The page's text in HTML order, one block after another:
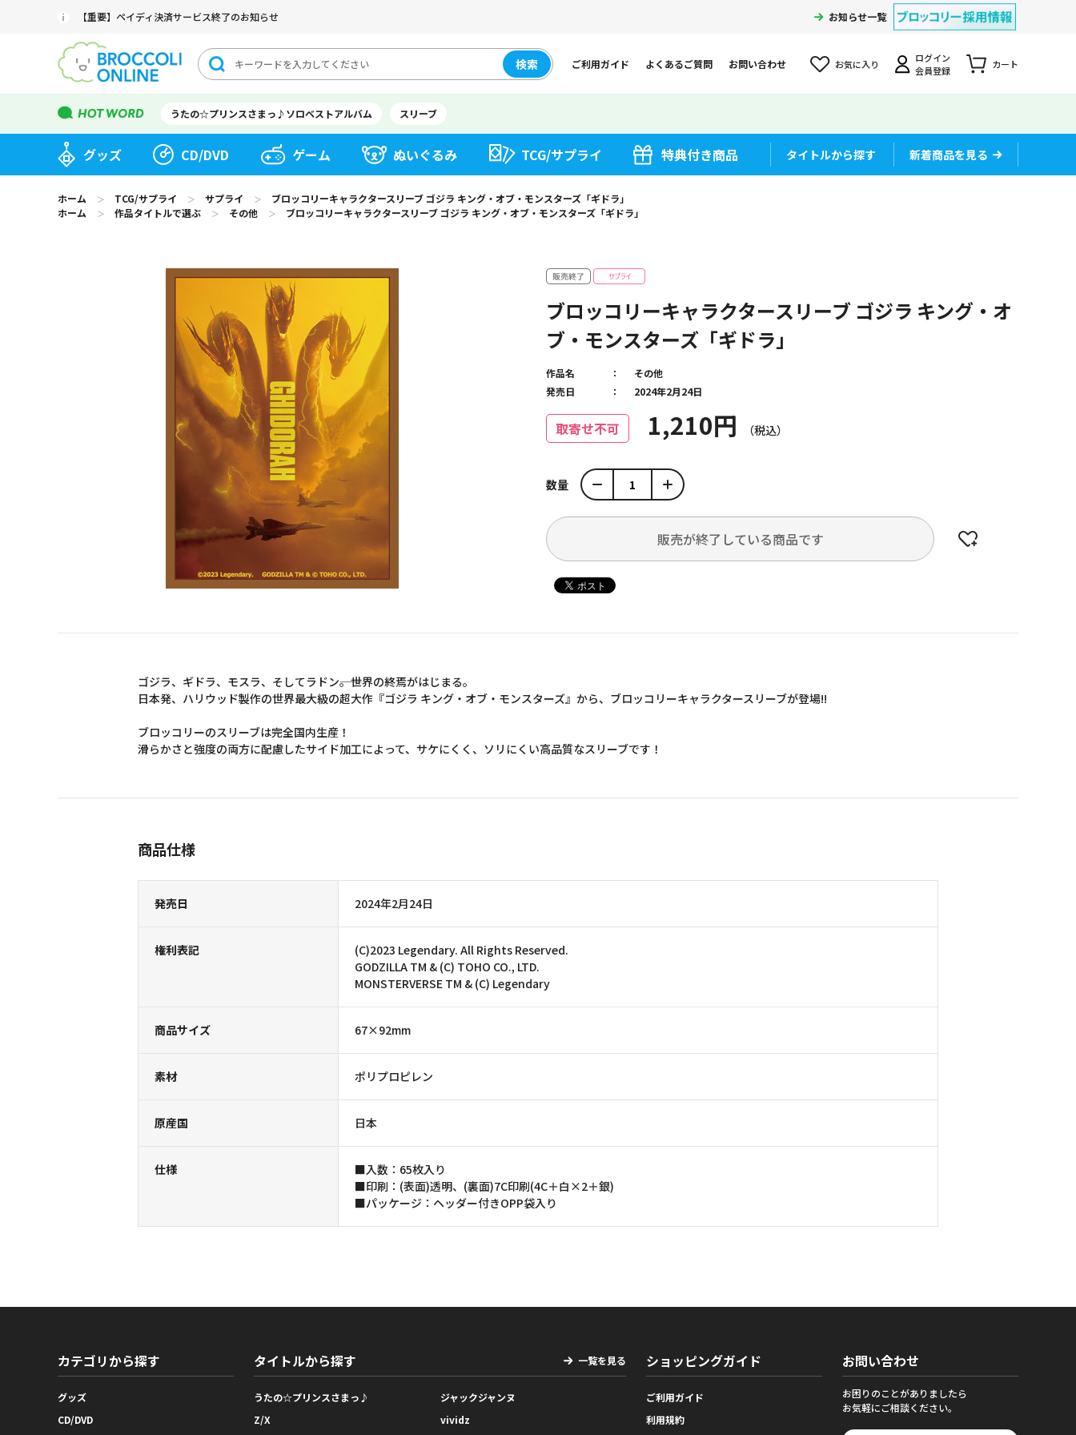
【重要】ペイディ決済サービス終了のお知らせ お知らせ一覧
検索 ご利用ガイド よくあるご質問 お問い合わせ お気に入り
ログイン
会員登録
カート
うたの☆プリンスさまっ♪ソロベストアルバム スリーブ
グッズ CD/DVD ゲーム ぬいぐるみ TCG/サプライ 特典付き商品 タイトルから探す 新着商品を見る
ホーム ＞ TCG/サプライ ＞ サプライ ＞
ブロッコリーキャラクタースリーブ ゴジラ キング・オブ・モンスターズ「ギドラ」
ホーム
＞ 作品タイトルで選ぶ ＞ その他 ＞ ブロッコリーキャラクタースリーブ ゴジラ キング・オブ・モンスターズ「ギドラ」
ブロッコリーキャラクタースリーブ ゴジラ キング・オ
ブ・モンスターズ「ギドラ」
取寄せ不可 1,210円
作品名
その他
発売日
2024年2月24日
数量
販売が終了している商品です
ゴジラ、ギドラ、モスラ、そしてラドン――。世界の終焉がはじまる。
日本発、ハリウッド製作の世界最大級の超大作『ゴジラ キング・オブ・モンスターズ』から、ブロッコリーキャラクタースリーブが登場!!
ブロッコリーのスリーブは完全国内生産！
滑らかさと強度の両方に配慮したサイド加工によって、サケにくく、ソリにくい高品質なスリーブです！
商品仕様
発売日 2024年2月24日
権利表記
(C)2023 Legendary. All Rights Reserved.
GODZILLA TM & (C) TOHO CO., LTD.
MONSTERVERSE TM & (C) Legendary
商品サイズ 67×92mm
素材 ポリプロピレン
原産国 日本
仕様
■入数：65枚入り
■印刷：(表面)透明、(裏面)7C印刷(4C＋白×2＋銀)
■パッケージ：ヘッダー付きOPP袋入り
カテゴリから探す
グッズ
CD/DVD
タイトルから探す 一覧を見る
うたの☆プリンスさまっ♪
ジャックジャンヌ
Z/X
vividz
ショッピングガイド
ご利用ガイド
利用規約
お問い合わせ
お困りのことがありましたら
お気軽にご相談ください。